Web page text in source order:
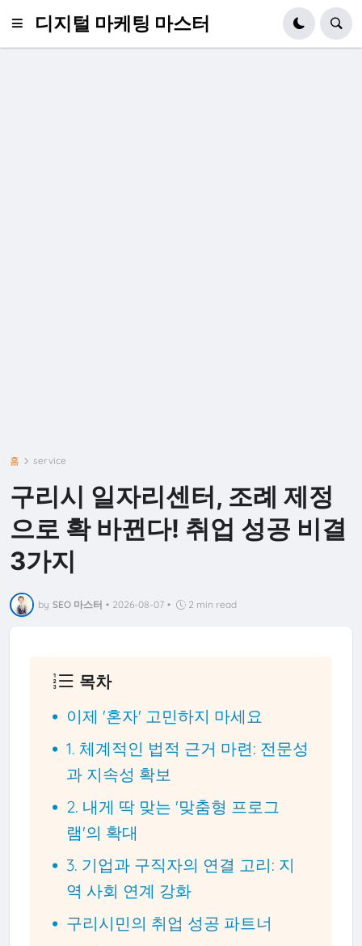
디지털 마케팅 마스터
홈 service
구리시 일자리센터, 조례 제정
으로 확 바뀐다! 취업 성공 비결
3가지
by SEO 마스터 • 2026-08-07 • 2 min read
목차
이제 '혼자' 고민하지 마세요
1. 체계적인 법적 근거 마련: 전문성
과 지속성 확보
2. 내게 딱 맞는 '맞춤형 프로그
램'의 확대
3. 기업과 구직자의 연결 고리: 지
역 사회 연계 강화
구리시민의 취업 성공 파트너